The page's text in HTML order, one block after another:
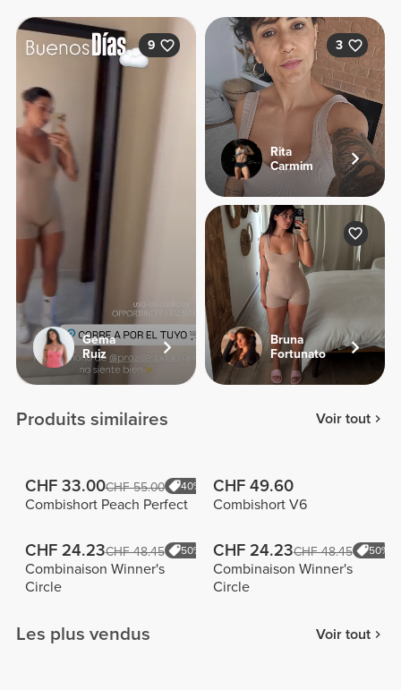
9
Gema
Ruiz
3
Rita
Carmim
Bruna
Fortunato
Produits similaires Voir tout
CHF 33.00CHF 55.00 40%
Combishort Peach Perfect
CHF 49.60
Combishort V6
CHF 24.23CHF 48.45 50%
Combinaison Winner's
Circle
CHF 24.23CHF 48.45 50%
Combinaison Winner's
Circle
Les plus vendus Voir tout